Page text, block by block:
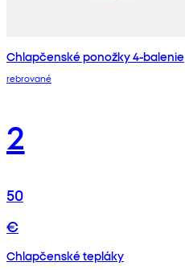
Chlapčenské ponožky 4-balenie
rebrované
2
50
€
Chlapčenské tepláky